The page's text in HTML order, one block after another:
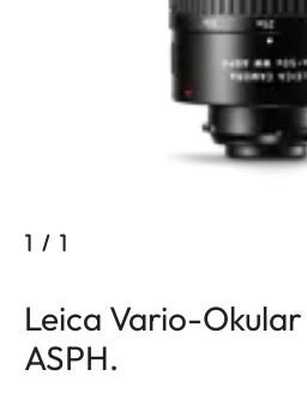
1 / 1
Leica Vario-
ASPH.